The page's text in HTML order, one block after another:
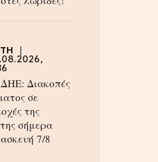
Διακοπές
σε
της
σήμερα
7/8